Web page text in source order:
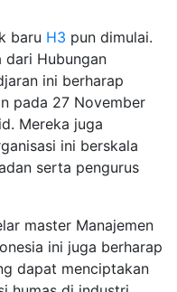
baru H3 pun dimulai.
dari Hubungan
ini berharap
pada 27 November
Mereka juga
ini berskala
serta pengurus
master Manajemen
ini juga berharap
dapat menciptakan